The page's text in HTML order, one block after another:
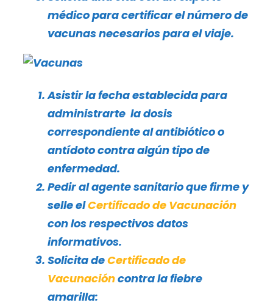
médico para certificar el número de
vacunas necesarios para el viaje.
Asistir la fecha establecida para
administrarte la dosis
correspondiente al antibiótico o
antídoto contra algún tipo de
enfermedad.
Pedir al agente sanitario que firme y
selle elCertificado de Vacunación
con los respectivos datos
informativos.
Solicita deCertificado de
Vacunacióncontra la fiebre
amarilla: